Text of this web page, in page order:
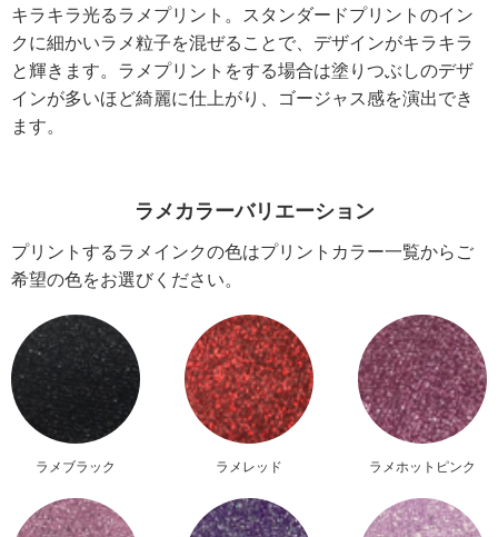
キラキラ光るラメプリント。スタンダードプリントのイン
クに細かいラメ粒子を混ぜることで、デザインがキラキラ
と輝きます。ラメプリントをする場合は塗りつぶしのデザ
インが多いほど綺麗に仕上がり、ゴージャス感を演出でき
ます。
ラメカラーバリエーション
プリントするラメインクの色はプリントカラー一覧からご
希望の色をお選びください。
ラメブラック ラメレッド ラメホットピンク